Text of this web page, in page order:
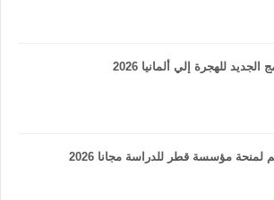
الجديد للهجرة إلي ألمانيا 2026
لمنحة مؤسسة قطر للدراسة مجانا 2026